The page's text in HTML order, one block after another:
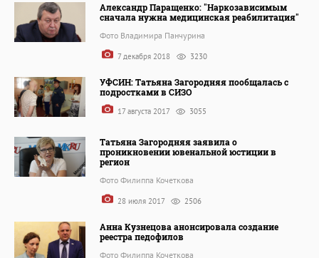
Александр Паращенко: "Наркозависимым
сначала нужна медицинская реабилитация"
Фото Владимира Панчурина
7 декабря 2018 3230
УФСИН: Татьяна Загородняя пообщалась с
подростками в СИЗО
17 августа 2017 3055
Татьяна Загородняя заявила о
проникновении ювенальной юстиции в
регион
Фото Филиппа Кочеткова
28 июля 2017 2506
Анна Кузнецова анонсировала создание
реестра педофилов
Фото Филиппа Кочеткова